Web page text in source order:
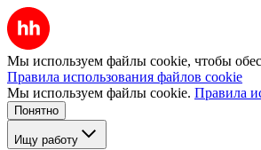
Мы используем файлы cookie, чтобы
Правила использования файлов cookie
Мы используем файлы cookie. Правила
Понятно
Ищу работу